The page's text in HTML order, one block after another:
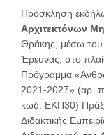
Πρόσκληση
Αρχιτεκτόνων
Θράκης, μέσω του
Έρευνας, στο
Πρόγραμμα
2021-2027» (αρ.
κωδ. ΕΚΠ30)
Διδακτικής